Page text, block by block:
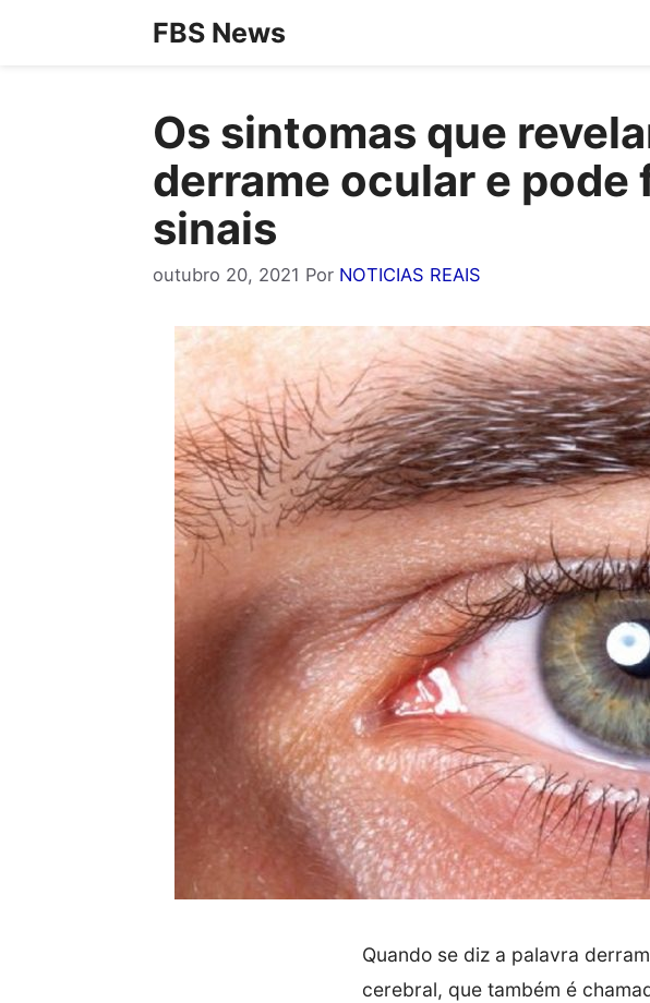
FBS News
Os sintomas que
derrame ocular e
sinais
outubro 20, 2021 Por NOTICIAS REAIS
Quando se diz a palavra
cerebral, que também é